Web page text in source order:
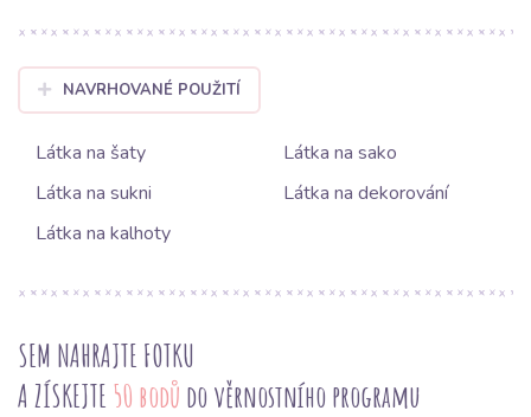
NAVRHOVANÉ POUŽITÍ
Látka na šaty
Látka na sako
Látka na sukni
Látka na dekorování
Látka na kalhoty
SEM NAHRAJTE FOTKU
A ZÍSKEJTE 50 bodů do věrnostního programu